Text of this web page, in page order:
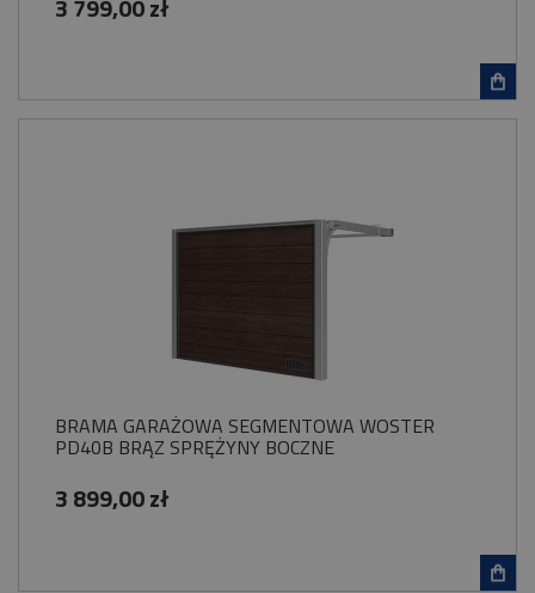
BRAMA GARAŻOWA SEGMENTOWA WOSTER
PD40B BRĄZ SPRĘŻYNY BOCZNE
3 899,00 zł